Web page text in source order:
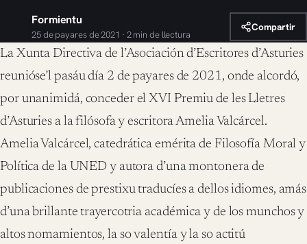
Formientu
25 de payares de 2021 · 2 min de llectura
Compartir
La Xunta Directiva de l’Asociación d’Escritores d’Asturies
reunióse’l pasáu día 2 de payares de 2021, onde alcordó,
por unanimidá, conceder el XVI Premiu de les Lletres
d’Asturies a la filósofa y escritora Amelia Valcárcel.
Amelia Valcárcel, catedrática emérita de Filosofía Moral y
Política de la UNED y autora d’una montonera de
publicaciones de prestixu traducíes a dellos idiomes, amás
d’una brillante trayercotria académica y de los munchos y
altos nomamientos, la so valentía y la so actitú